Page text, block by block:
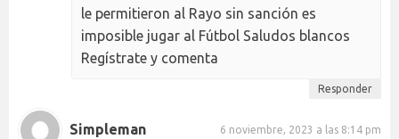
le permitieron al Rayo sin sanción es
imposible jugar al Fútbol Saludos blancos
Regístrate y comenta
Responder
Simpleman 6 noviembre, 2023 a las 8:14 pm